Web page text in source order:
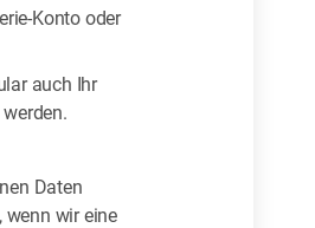
Konto oder
auch Ihr
Daten
wenn wir eine